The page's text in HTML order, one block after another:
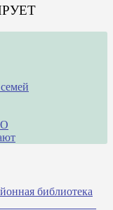
библиотека